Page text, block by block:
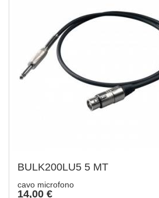
BULK200LU5 5 MT
cavo microfono
14,00 €